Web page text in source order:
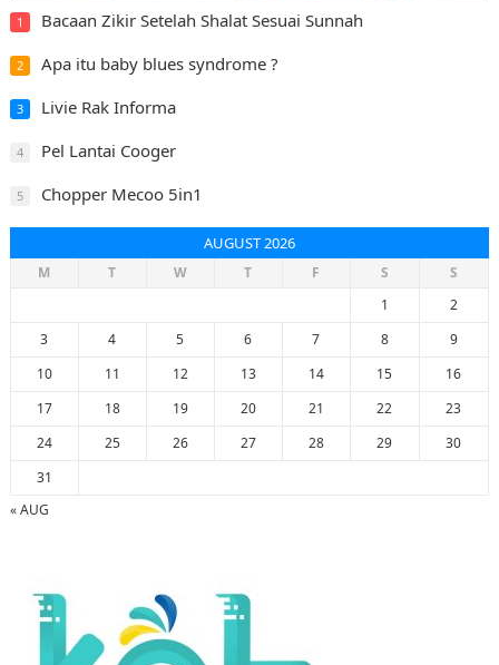
1 Bacaan Zikir Setelah Shalat Sesuai Sunnah
2 Apa itu baby blues syndrome ?
3 Livie Rak Informa
4 Pel Lantai Cooger
5 Chopper Mecoo 5in1
AUGUST 2026
M T W T F S
S
1
2
3
4 5 6 7 8
9
10
11 12 13 14 15
16
17
18 19 20 21 22
23
24
25 26 27 28 29
30
31
« AUG